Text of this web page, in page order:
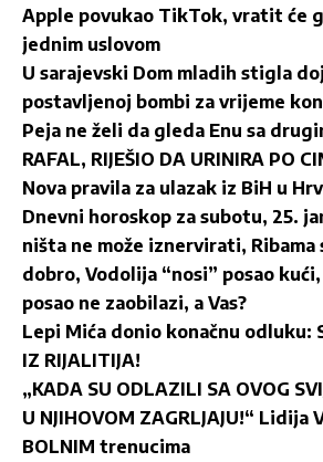
Apple povukao TikTok, vratit će
jednim uslovom
U sarajevski Dom mladih stigla
postavljenoj bombi za vrijeme
Peja ne želi da gleda Enu sa
RAFAL, RIJEŠIO DA URINIRA PO
Nova pravila za ulazak iz BiH u
Dnevni horoskop za subotu, 25.
ništa ne može iznervirati, Ribama
dobro, Vodolija “nosi” posao
posao ne zaobilazi, a Vas?
Lepi Mića donio konačnu odluku:
IZ RIJALITIJA!
„KADA SU ODLAZILI SA OVOG
U NJIHOVOM ZAGRLJAJU!“ Lidija
BOLNIM trenucima